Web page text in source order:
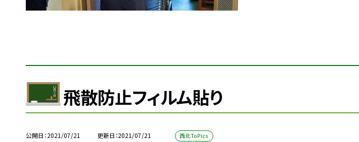
飛散防止フィルム貼り
公開日 2021/07/21 更新日 2021/07/21 西北ToPics